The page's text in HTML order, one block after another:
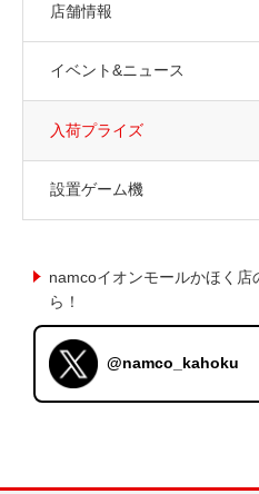
店舗情報
イベント&ニュース
入荷プライズ
設置ゲーム機
namcoイオンモールかほく店
ら！
@namco_kahoku